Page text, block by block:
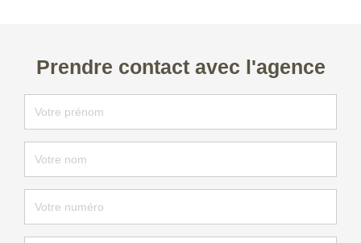
Prendre contact avec l'agence